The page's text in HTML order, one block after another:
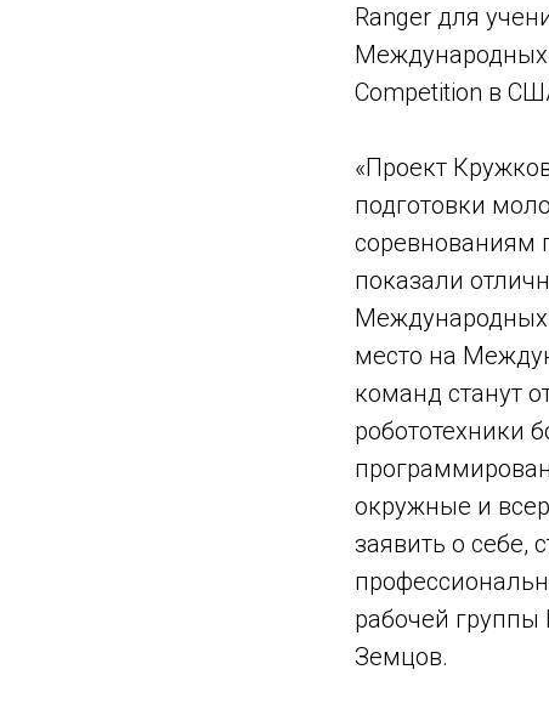
Ranger для
Международных
Competition в
«Проект
подготовки
соревнованиям
показали
Международных
место на
команд станут
робототехники
окружные и
заявить о себе,
рабочей
Земцов.